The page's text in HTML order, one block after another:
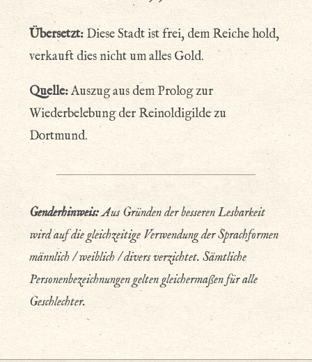
Übersetzt: Diese Stadt ist frei, dem Reiche hold,
verkauft dies nicht um alles Gold.
Quelle:Auszug aus dem Prolog zur
Wiederbelebung der Reinoldigilde zu
Dortmund.
Genderhinweis:Aus Gründen der besseren Lesbarkeit
wird auf die gleichzeitige Verwendung der Sprachformen
männlich / weiblich / divers verzichtet. Sämtliche
Personenbezeichnungen gelten gleichermaßen für alle
Geschlechter.